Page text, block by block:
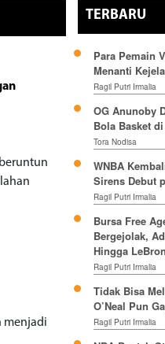
menjadi
TERBARU
Para Pemain
Menanti
Ragil Putri Irmalia
OG Anunoby
Bola Basket
Tora Nodisa
WNBA
Sirens Debut
Ragil Putri Irmalia
Bursa Free
Bergejolak,
Hingga LeBron
Ragil Putri Irmalia
Tidak Bisa
O’Neal Pun
Ragil Putri Irmalia